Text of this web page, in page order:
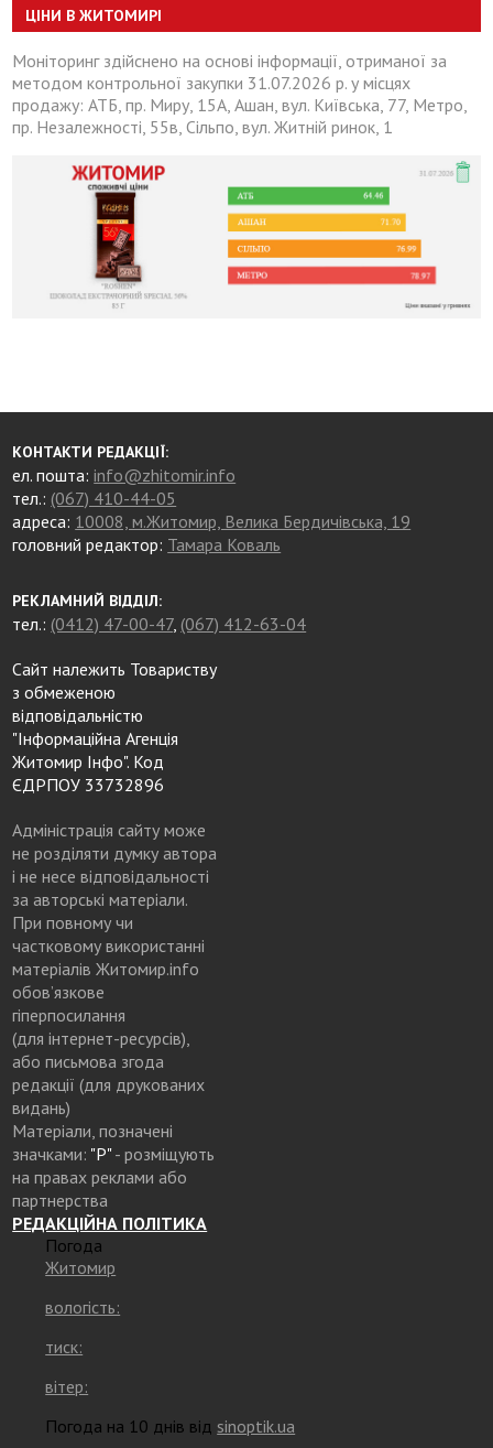
ЦІНИ В ЖИТОМИРІ
Моніторинг здійснено на основі інформації, отриманої за
методом контрольної закупки 31.07.2026 р. у місцях
продажу: АТБ, пр. Миру, 15А, Ашан, вул. Київська, 77, Метро,
пр. Незалежності, 55в, Сільпо, вул. Житній ринок, 1
КОНТАКТИ РЕДАКЦІЇ:
ел. пошта:info@zhitomir.info
тел.: (067) 410-44-05
адреса: 10008, м.Житомир, Велика Бердичівська, 19
головний редактор: Тамара Коваль
РЕКЛАМНИЙ ВІДДІЛ:
тел.: (0412) 47-00-47, (067) 412-63-04
Сайт належить Товариству
з обмеженою
відповідальністю
"Інформаційна Агенція
Житомир Інфо". Код
ЄДРПОУ 33732896
Адміністрація сайту може
не розділяти думку автора
і не несе відповідальності
за авторські матеріали.
При повному чи
частковому використанні
матеріалів Житомир.info
обов’язкове
гіперпосилання
(для інтернет-ресурсів),
або письмова згода
редакції (для друкованих
видань)
Матеріали, позначені
значками: "Р"- розміщують
на правах реклами або
партнерства
РЕДАКЦІЙНА ПОЛІТИКА
Погода
Житомир
вологість:
тиск:
вітер:
Погода на 10 днів відsinoptik.ua